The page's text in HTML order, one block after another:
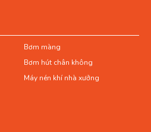
Bơm màng
Bơm hút chân không
Máy nén khí nhà xưởng